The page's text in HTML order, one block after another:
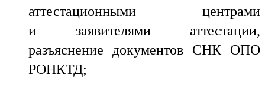
аттестационными центрами
и заявителями аттестации,
разъяснение документов СНК ОПО
РОНКТД;